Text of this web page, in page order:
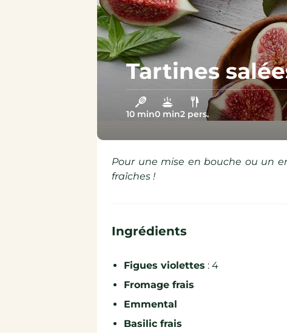
Tartines
10 min0 min2 pers.
Pour une mise en bouche ou un
fraîches !
Ingrédients
Figues violettes : 4
Fromage frais
Emmental
Basilic frais